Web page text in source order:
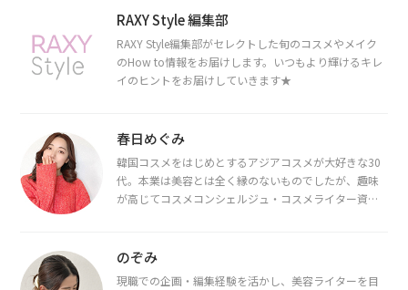
RAXY Style 編集部
RAXY Style編集部がセレクトした旬のコスメやメイク
のHow to情報をお届けします。いつもより輝けるキレ
イのヒントをお届けしていきます★
春日めぐみ
韓国コスメをはじめとするアジアコスメが大好きな30
代。本業は美容とは全く縁のないものでしたが、趣味
が高じてコスメコンシェルジュ・コスメライター資格
断・骨格診断によるイメージコンサルティングも行っ
のぞみ
現職での企画・編集経験を活かし、美容ライターを目